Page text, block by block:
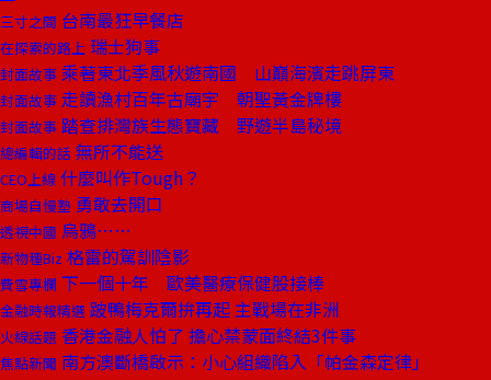
三寸之間 台南最狂早餐店
在探索的路上 瑞士狗事
封面故事 乘著東北季風秋遊南國 山巔海濱走跳屏東
封面故事 走讀漁村百年古廟宇 朝聖黃金牌樓
封面故事 踏查排灣族生態寶藏 野遊半島秘境
總編輯的話 無所不能送
CEO上線 什麼叫作Tough？
商場自慢塾 勇敢去開口
透視中國 烏鴉……
新物種Biz 格雷的駕訓陰影
費雪專欄 下一個十年 歐美醫療保健股接棒
金融時報精選 跛鴨梅克爾拚再起 主戰場在非洲
火線話題 香港金融人怕了 擔心禁蒙面終結3件事
焦點新聞 南方澳斷橋啟示：小心組織陷入「帕金森定律」